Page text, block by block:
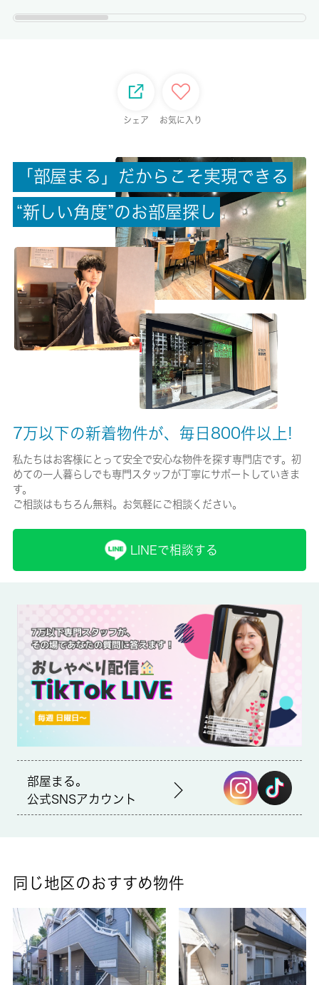
駐車場/料金
無/-
無/-
保険名/保険期間
保証人代行
15000円、オプション月額保証料：440円（月額）
賃貸区分/契約期間
一般/2年
取引形態
室内設備はエアコン・ロフトなど豊富に揃っており、過ごしやす
いお部屋になっております。こちらの物件はマンションです。魅
力も多い賃貸物件はいかがでしょうか。敷金不要の物件です。上
階からの騒音がない最上階のお部屋です。 城南コミュニティの
ホームページから住まいを探してみませんか。わたしたちが快適
な住まい探しをお手伝い致します。【退去時エアコン洗浄代】1
基あたり13200円【短期解約違約金あり】1年未満の解約の場
合、総賃料の2ヶ月分、2年未満の解約の場合、総賃料の1ヶ月分
シェア お気に入り
「 部屋 ま る 」 だ か ら こ そ実現で き る
“新 し い角 度”のお部屋探 し
7万以下の新着物件が、毎日800件以上!
私たちはお客様にとって安全で安心な物件を探す専門店です。初
めての一人暮らしでも専門スタッフが丁寧にサポートしていきま
す。
ご相談はもちろん無料。お気軽にご相談ください。
LINEで相談する
部屋まる。
公式SNSアカウント
同じ地区のおすすめ物件